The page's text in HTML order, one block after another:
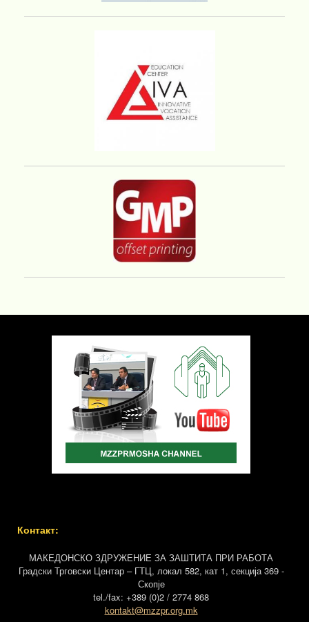
Контакт:
МАКЕДОНСКО ЗДРУЖЕНИЕ ЗА ЗАШТИТА ПРИ РАБОТА
Градски Трговски Центар – ГТЦ, локал 582, кат 1, секција 369 -
Скопје
tel./fax: +389 (0)2 / 2774 868
kontakt@mzzpr.org.mk